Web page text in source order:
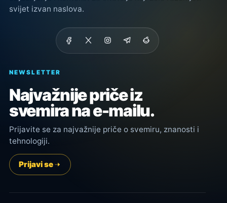
svijet izvan naslova.
NEWSLETTER
Najvažnije priče iz
svemira na e-mailu.
Prijavite se za najvažnije priče o svemiru, znanosti i
tehnologiji.
Prijavi se